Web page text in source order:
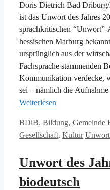
Doris Dietrich Bad
ist das Unwort des Jahres
sprachkritischen
hessischen Marburg
ursprünglich aus der
Fachsprache stammenden
Kommunikation verdecke,
sei – nämlich die
Weiterlesen
Kategorien
BDiB, Bildung, Gemeinde
Gesellschaft, Kultur Unwort
Unwort des
biodeutsch